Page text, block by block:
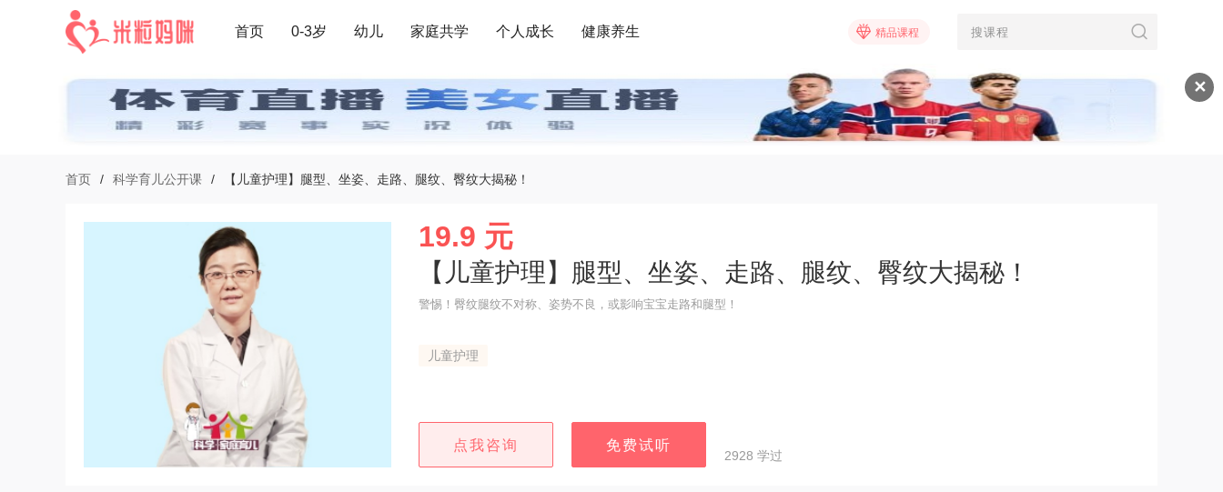
✕
首页 0-3岁 幼儿 家庭共学 个人成长 健康养生 精品课程
首页 / 科学育儿公开课 / 【儿童护理】腿型、坐姿、走路、腿纹、臀纹大揭秘！
19.9 元
【儿童护理】腿型、坐姿、走路、腿纹、臀纹大揭秘！
警惕！臀纹腿纹不对称、姿势不良，或影响宝宝走路和腿型！
儿童护理
点我咨询 免费试听
2928 学过